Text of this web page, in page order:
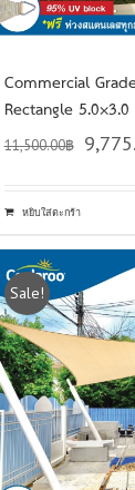
Commercial
Rectangle
11,500.00฿
หยิบใส่ตะกร้า
Sale!